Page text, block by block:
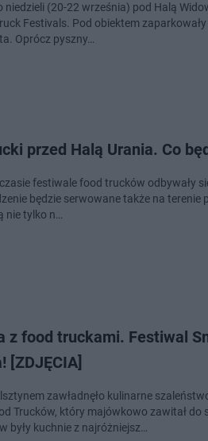
niedzieli (20-22 września) pod Halą
Festivals. Pod obiektem
Oprócz pyszny…
przed Halą Urania. Co
festiwale food trucków odbywały
będzie serwowane także na
tylko n…
z food truckami. Festiwal
[ZDJĘCIA]
zawładnęło kulinarne
Trucków, który majówkowo zawitał do
były kuchnie z najróżniejsz…